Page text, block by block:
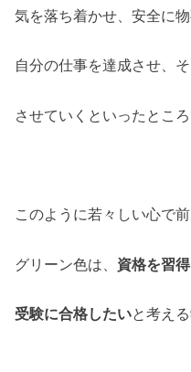
気を落ち着かせ、安全に物
自分の仕事を達成させ、
させていくといったところ
このように若々しい心で
グリーン色は、 資格を習
受験に合格したいと考え